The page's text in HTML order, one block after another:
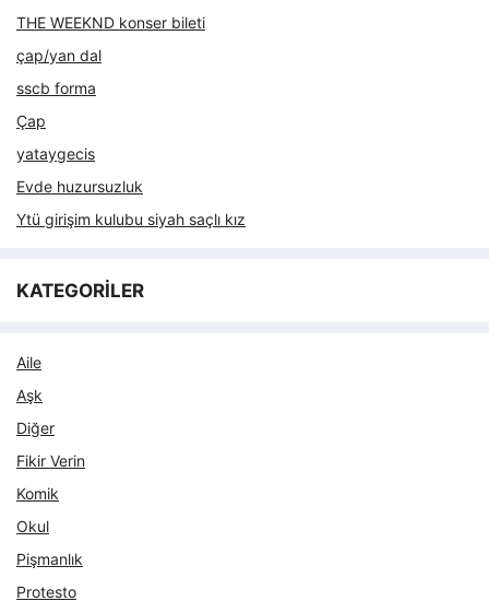
THE WEEKND konser bileti
çap/yan dal
sscb forma
Çap
yataygecis
Evde huzursuzluk
Ytü girişim kulubu siyah saçlı kız
KATEGORİLER
Aile
Aşk
Diğer
Fikir Verin
Komik
Okul
Pişmanlık
Protesto